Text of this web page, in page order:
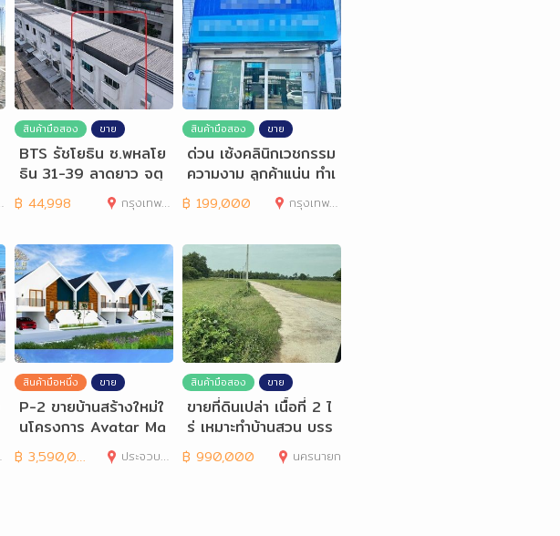
สินค้ามือสอง ขาย
BTS รัชโยธิน ซ.พหลโย
ธิน 31-39 ลาดยาว จตุ
จักร 400 ตร.ม. 32
฿ 44,998 กรุงเทพมหานคร
สินค้ามือสอง ขาย
ด่วน เซ้งคลินิกเวชกรรม
ความงาม ลูกค้าแน่น ทำเ
ลดี ริมถนนคู้บอน
฿ 199,000 กรุงเทพมหานคร
สินค้ามือหนึ่ง ขาย
P-2 ขายบ้านสร้างใหม่ใ
นโครงการ Avatar Ma
nor พื้นที่ อ.หัวหิน
฿ 3,590,000 ประจวบคีรีขันธ์
สินค้ามือสอง ขาย
ขายที่ดินเปล่า เนื้อที่ 2 ไ
ร่ เหมาะทำบ้านสวน บรร
ยากาศดีมาก
฿ 990,000 นครนายก